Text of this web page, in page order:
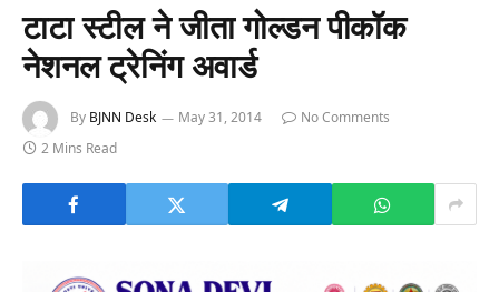
टाटा स्टील ने जीता गोल्डन पीकॉक
नेशनल ट्रेनिंग अवार्ड
By BJNN Desk May 31, 2014
No Comments
2 Mins Read